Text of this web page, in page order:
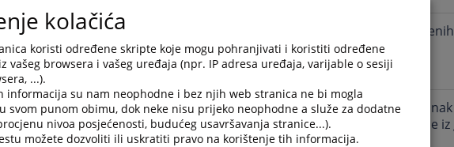
Prava
fokusu
02.12.2025.
Održan
sudske prakse
kolačića
koristi određene skripte koje mogu pohranjivati i koristiti određene
vašeg browsera i vašeg uređaja (npr. IP adresa uređaja, varijable o sesiji
...).
informacija su nam neophodne i bez njih web stranica ne bi mogla
svom punom obimu, dok neke nisu prijeko neophodne a služe za dodatne
nivoa posjećenosti, budućeg usavršavanja stranice...).
možete dozvoliti ili uskratiti pravo na korištenje tih informacija.